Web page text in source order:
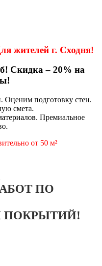
г. Сходня!
Скидка – 20% на
Оценим подготовку стен.
смета.
Премиальное
от 50 м²
ПО
ПОКРЫТИЙ!